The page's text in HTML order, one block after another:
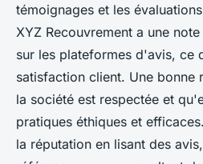
témoignages et les
XYZ Recouvrement a une
sur les plateformes d'avis, ce
satisfaction client. Une bonne
la société est respectée et
pratiques éthiques et
la réputation en lisant des